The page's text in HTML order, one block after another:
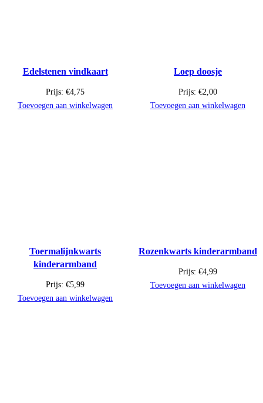
Edelstenen vindkaart
Prijs: €4,75
Toevoegen aan winkelwagen
Loep doosje
Prijs: €2,00
Toevoegen aan winkelwagen
Toermalijnkwarts
kinderarmband
Prijs: €5,99
Toevoegen aan winkelwagen
Rozenkwarts kinderarmband
Prijs: €4,99
Toevoegen aan winkelwagen